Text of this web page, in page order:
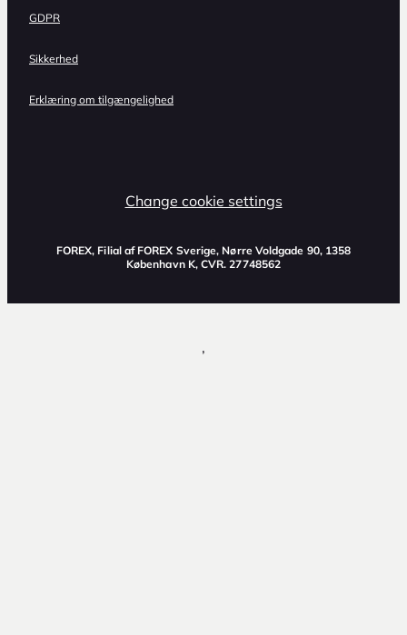
GDPR
Sikkerhed
Erklæring om tilgængelighed
Change cookie settings
FOREX, Filial af FOREX Sverige, Nørre Voldgade 90, 1358
København K, CVR. 27748562
,